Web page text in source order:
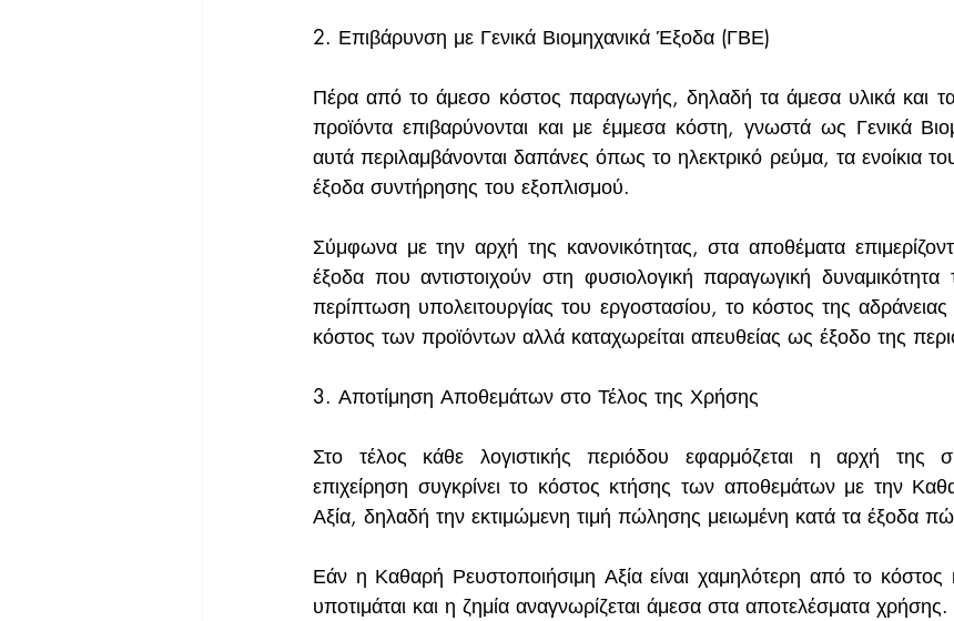
2. Επιβάρυνση με Γενικά Βιομηχανικά Έξοδα (ΓΒΕ)
Πέρα από το άμεσο κόστος παραγωγής, δηλαδή τα άμεσα υλικά και
προϊόντα επιβαρύνονται και με έμμεσα κόστη, γνωστά ως Γενικά
αυτά περιλαμβάνονται δαπάνες όπως το ηλεκτρικό ρεύμα, τα ενοίκια
έξοδα συντήρησης του εξοπλισμού.
Σύμφωνα με την αρχή της κανονικότητας, στα αποθέματα
έξοδα που αντιστοιχούν στη φυσιολογική παραγωγική δυναμικότητα
περίπτωση υπολειτουργίας του εργοστασίου, το κόστος της
κόστος των προϊόντων αλλά καταχωρείται απευθείας ως έξοδο της
3. Αποτίμηση Αποθεμάτων στο Τέλος της Χρήσης
Στο τέλος κάθε λογιστικής περιόδου εφαρμόζεται η αρχή της
επιχείρηση συγκρίνει το κόστος κτήσης των αποθεμάτων με την
Αξία, δηλαδή την εκτιμώμενη τιμή πώλησης μειωμένη κατά τα έξοδα
Εάν η Καθαρή Ρευστοποιήσιμη Αξία είναι χαμηλότερη από το
υποτιμάται και η ζημία αναγνωρίζεται άμεσα στα αποτελέσματα χρήσης.